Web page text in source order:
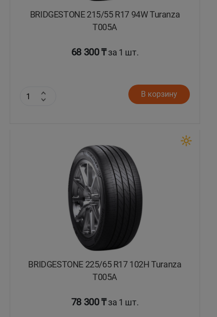
BRIDGESTONE 215/55 R17 94W Turanza
T005А
68 300 ₸за 1 шт.
В корзину
BRIDGESTONE 225/65 R17 102H Turanza
T005А
78 300 ₸за 1 шт.